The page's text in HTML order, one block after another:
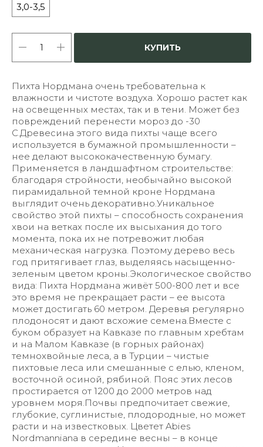
3,0-3,5
КУПИТЬ
Пихта Нордмана очень требовательна к
влажности и чистоте воздуха. Хорошо растет как
на освещенных местах, так и в тени. Может без
повреждений перенести мороз до -30
С.Древесина этого вида пихты чаще всего
используется в бумажной промышленности –
нее делают высококачественную бумагу.
Применяется в ландшафтном строительстве:
благодаря стройности, необычайно высокой
пирамидальной темной кроне Нордмана
выглядит очень декоративно.Уникальное
свойство этой пихты – способность сохранения
хвои на ветках после их высыхания до того
момента, пока их не потревожит любая
механическая нагрузка. Поэтому дерево весь
год притягивает глаз, выделяясь насыщенно-
зеленым цветом кроны.Экологическое свойство
вида: Пихта Нордмана живёт 500-800 лет и все
это время не прекращает расти – ее высота
может достигать 60 метром. Деревья регулярно
плодоносят и дают всхожие семена.Вместе с
буком образует на Кавказе по главным хребтам
и на Малом Кавказе (в горных районах)
темнохвойные леса, а в Турции – чистые
пихтовые леса или смешанные с елью, кленом,
восточной осиной, рябиной. Пояс этих лесов
простирается от 1200 до 2000 метров над
уровнем моря.Почвы предпочитает свежие,
глубокие, суглинистые, плодородные, но может
расти и на известковых. Цветет Abies
Nordmanniana в середине весны – в конце